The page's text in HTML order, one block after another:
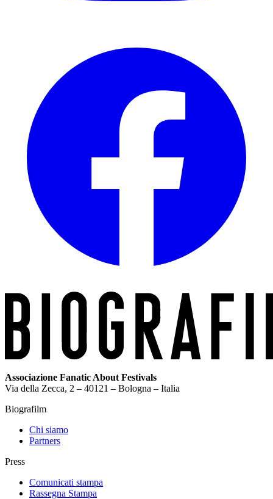
Associazione Fanatic About Festivals
Via della Zecca, 2 – 40121 – Bologna – Italia
Biografilm
Chi siamo
Partners
Press
Comunicati stampa
Rassegna Stampa